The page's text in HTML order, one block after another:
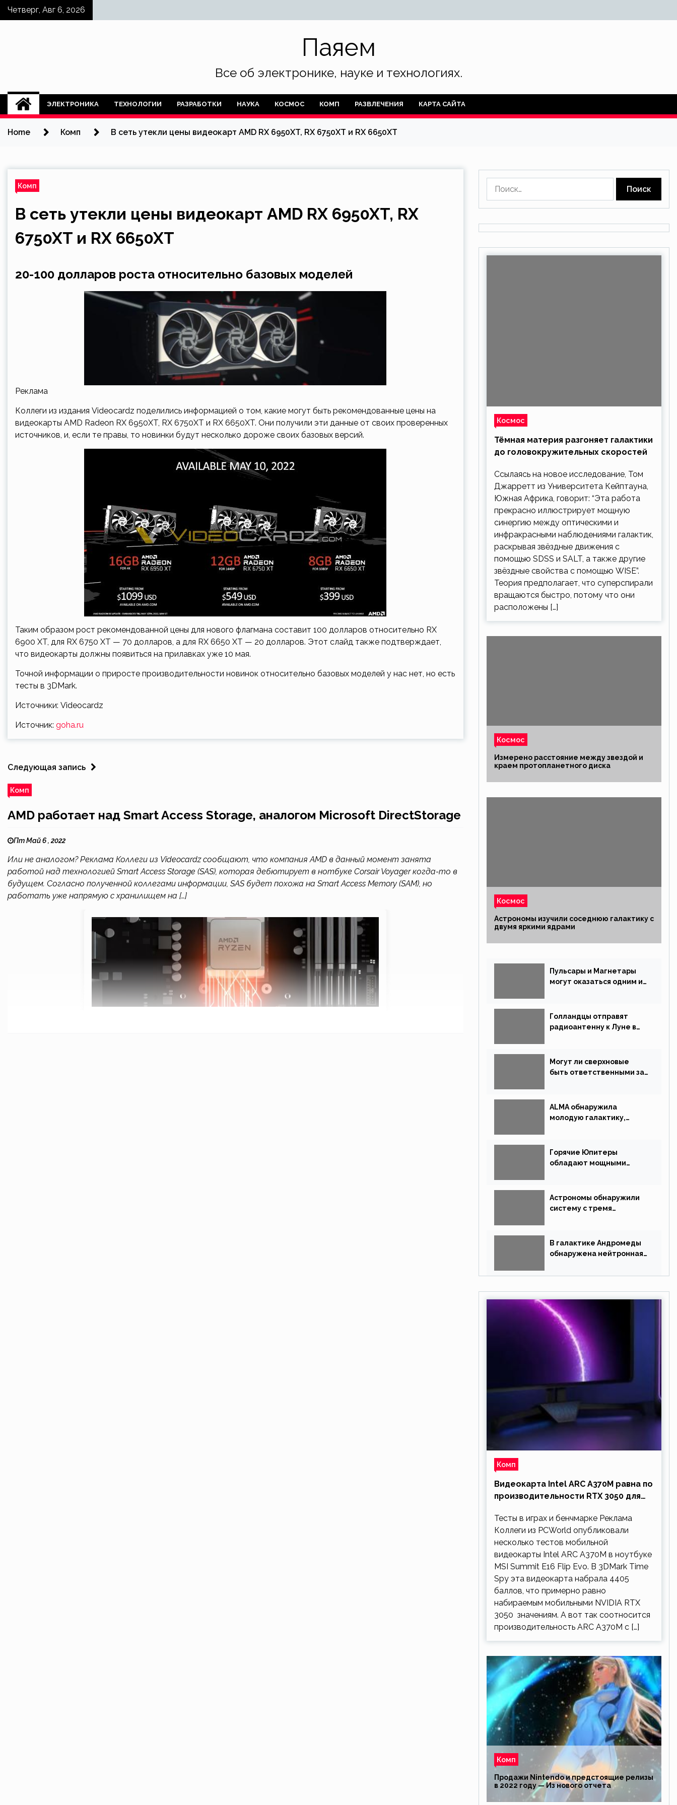
SkipЧетверг, Авг 6, 2026
Паяем
Все об электронике, науке и технологиях.
ЭЛЕКТРОНИКА ТЕХНОЛОГИИ РАЗРАБОТКИ НАУКА КОСМОС КОМП РАЗВЛЕЧЕНИЯ КАРТА САЙТА
Home Комп В сеть утекли цены видеокарт AMD RX 6950XT, RX 6750XT и RX 6650XT
Комп
В сеть утекли цены видеокарт AMD RX 6950XT, RX
6750XT и RX 6650XT
20-100 долларов роста относительно базовых моделей
Реклама
Коллеги из издания Videocardz поделились информацией о том, какие могут быть рекомендованные цены на
видеокарты AMD Radeon RX 6950XT, RX 6750XT и RX 6650XT. Они получили эти данные от своих проверенных
источников, и, если те правы, то новинки будут несколько дороже своих базовых версий.
Таким образом рост рекомендованной цены для нового флагмана составит 100 долларов относительно RX
6900 XT, для RX 6750 XT — 70 долларов, а для RX 6650 XT — 20 долларов. Этот слайд также подтверждает,
что видеокарты должны появиться на прилавках уже 10 мая.
Точной информации о приросте производительности новинок относительно базовых моделей у нас нет, но есть
тесты в 3DMark.
Источники: Videocardz
Источник: goha.ru
Следующая запись
Комп
AMD работает над Smart Access Storage, аналогом Microsoft DirectStorage
Пт Май 6 , 2022
Или не аналогом? Реклама Коллеги из Videocardz сообщают, что компания AMD в данный момент занята
работой над технологией Smart Access Storage (SAS), которая дебютирует в нотбуке Corsair Voyager когда-то в
будущем. Согласно полученной коллегами информации, SAS будет похожа на Smart Access Memory (SAM), но
работать уже напрямую с хранилищем на […]
Космос
Тёмная материя разгоняет галактики
до головокружительных скоростей
Ссылаясь на новое исследование, Том
Джарретт из Университета Кейптауна,
Южная Африка, говорит: “Эта работа
прекрасно иллюстрирует мощную
синергию между оптическими и
инфракрасными наблюдениями галактик,
раскрывая звёздные движения с
помощью SDSS и SALT, а также другие
звёздные свойства с помощью WISE”.
Теория предполагает, что суперспирали
вращаются быстро, потому что они
расположены […]
Космос
Измерено расстояние между звездой и
краем протопланетного диска
Космос
Астрономы изучили соседнюю галактику с
двумя яркими ядрами
Пульсары и Магнетары
могут оказаться одним и
Голландцы отправят
радиоантенну к Луне в
Могут ли сверхновые
быть ответственными за
ALMA обнаружила
молодую галактику,
Горячие Юпитеры
обладают мощными
Астрономы обнаружили
систему с тремя
В галактике Андромеды
обнаружена нейтронная
Комп
Видеокарта Intel ARC A370M равна по
производительности RTX 3050 для
Тесты в играх и бенчмарке Реклама
Коллеги из PCWorld опубликовали
несколько тестов мобильной
видеокарты Intel ARC A370M в ноутбуке
MSI Summit E16 Flip Evo. В 3DMark Time
Spy эта видеокарта набрала 4405
баллов, что примерно равно
набираемым мобильными NVIDIA RTX
3050 значениям. А вот так соотносится
производительность ARC A370M с […]
Комп
Продажи Nintendo и предстоящие релизы
в 2022 году — Из нового отчета